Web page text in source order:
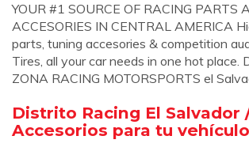
YOUR #1 SOURCE OF RACING PARTS
ACCESORIES IN CENTRAL AMERICA
parts, tuning accesories & competition
Tires, all your car needs in one hot place.
ZONA RACING MOTORSPORTS el
Distrito Racing El Salvador
Accesorios para tu vehículo